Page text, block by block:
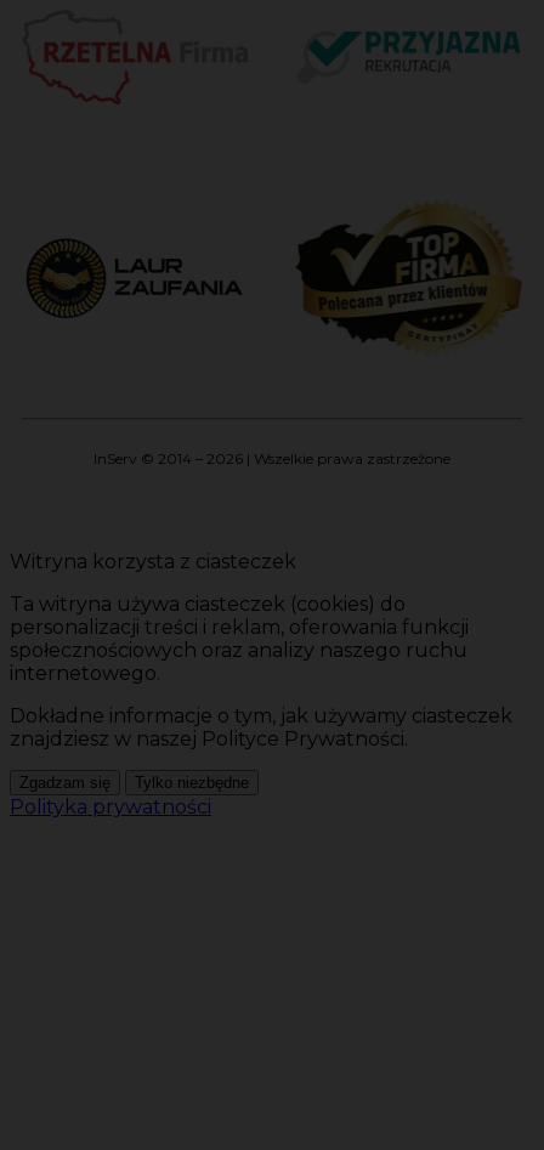
InServ © 2014 – 2026 | Wszelkie prawa zastrzeżone
Witryna korzysta z ciasteczek
Ta witryna używa ciasteczek (cookies) do
personalizacji treści i reklam, oferowania funkcji
społecznościowych oraz analizy naszego ruchu
internetowego.
Dokładne informacje o tym, jak używamy ciasteczek
znajdziesz w naszej Polityce Prywatności.
Zgadzam się Tylko niezbędne
Polityka prywatności